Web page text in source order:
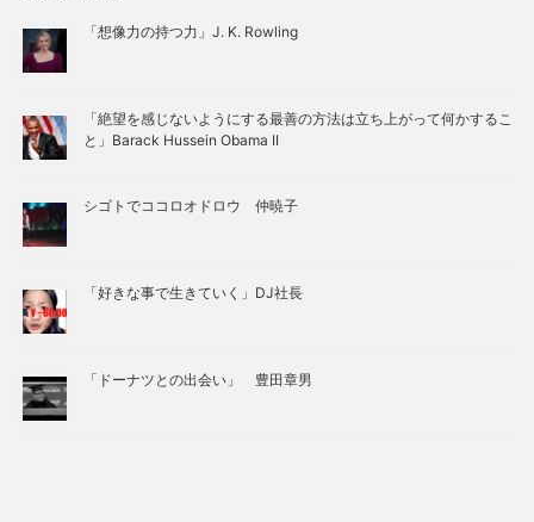
「想像力の持つ力」J. K. Rowling
「絶望を感じないようにする最善の方法は立ち上がって何かするこ
と」Barack Hussein Obama II
シゴトでココロオドロウ 仲暁子
「好きな事で生きていく」DJ社長
「ドーナツとの出会い」 豊田章男